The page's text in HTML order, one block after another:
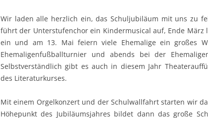
Wir laden alle herzlich ein, das Schuljubiläum mit uns zu
führt der Unterstufenchor ein Kindermusical auf, Ende März
ein und am 13. Mai feiern viele Ehemalige ein großes
Ehemaligenfußballturnier und abends bei der
Selbstverständlich gibt es auch in diesem Jahr
des Literaturkurses.
Mit einem Orgelkonzert und der Schulwallfahrt starten wir
Höhepunkt des Jubiläumsjahres bildet dann das große